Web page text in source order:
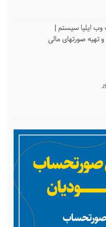
ایلیا سیستم |
تهیه صورتهای مالی